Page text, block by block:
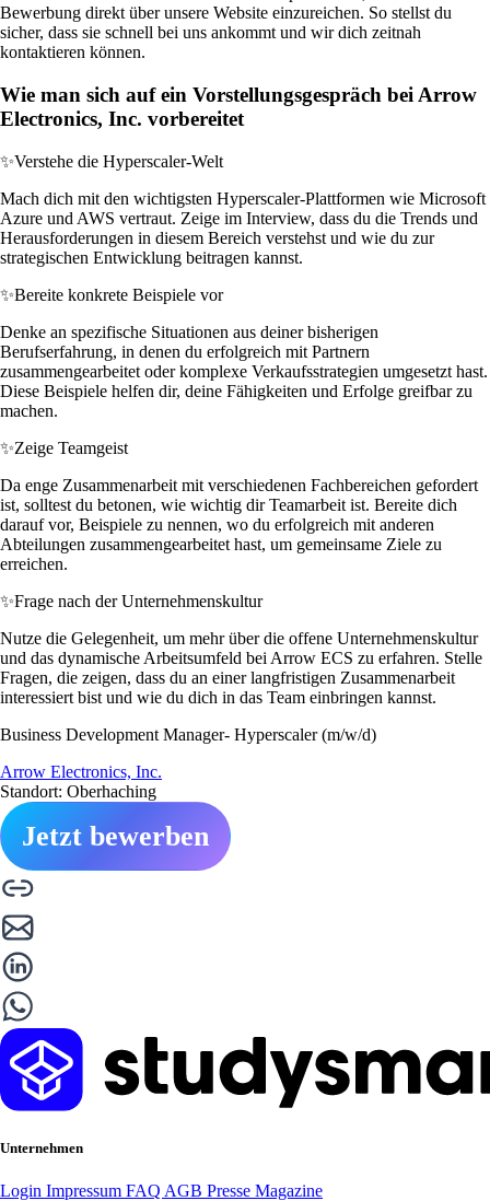
Bewerbung direkt über unsere Website einzureichen. So stellst du
sicher, dass sie schnell bei uns ankommt und wir dich zeitnah
kontaktieren können.
Wie man sich auf ein Vorstellungsgespräch bei Arrow
Electronics, Inc. vorbereitet
✨Verstehe die Hyperscaler-Welt
Mach dich mit den wichtigsten Hyperscaler-Plattformen wie Microsoft
Azure und AWS vertraut. Zeige im Interview, dass du die Trends und
Herausforderungen in diesem Bereich verstehst und wie du zur
strategischen Entwicklung beitragen kannst.
✨Bereite konkrete Beispiele vor
Denke an spezifische Situationen aus deiner bisherigen
Berufserfahrung, in denen du erfolgreich mit Partnern
zusammengearbeitet oder komplexe Verkaufsstrategien umgesetzt hast.
Diese Beispiele helfen dir, deine Fähigkeiten und Erfolge greifbar zu
machen.
✨Zeige Teamgeist
Da enge Zusammenarbeit mit verschiedenen Fachbereichen gefordert
ist, solltest du betonen, wie wichtig dir Teamarbeit ist. Bereite dich
darauf vor, Beispiele zu nennen, wo du erfolgreich mit anderen
Abteilungen zusammengearbeitet hast, um gemeinsame Ziele zu
erreichen.
✨Frage nach der Unternehmenskultur
Nutze die Gelegenheit, um mehr über die offene Unternehmenskultur
und das dynamische Arbeitsumfeld bei Arrow ECS zu erfahren. Stelle
Fragen, die zeigen, dass du an einer langfristigen Zusammenarbeit
interessiert bist und wie du dich in das Team einbringen kannst.
Business Development Manager- Hyperscaler (m/w/d)
Arrow Electronics, Inc.
Standort: Oberhaching
Jetzt bewerben
Unternehmen
Login Impressum FAQ AGB Presse Magazine